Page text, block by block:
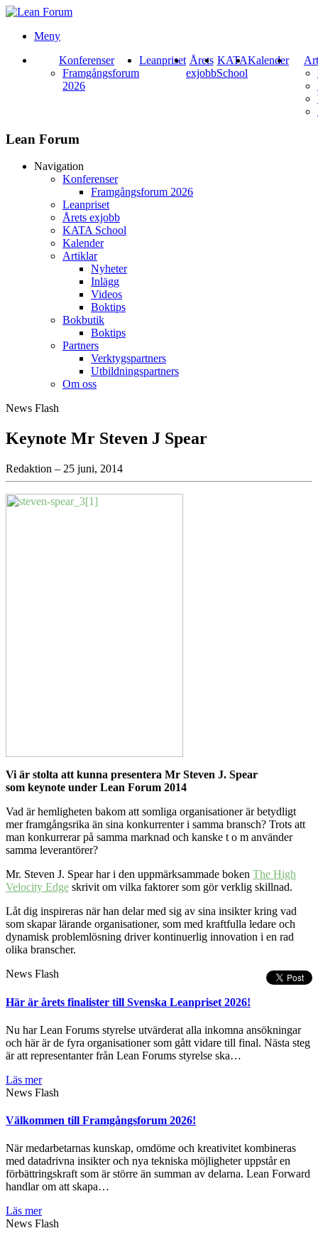
Meny
Konferenser
Framgångsforum
2026
Leanpriset Årets
exjobb
KATA
School
Kalender
Lean Forum
Navigation
Konferenser
Framgångsforum 2026
Leanpriset
Årets exjobb
KATA School
Kalender
Artiklar
Nyheter
Inlägg
Videos
Boktips
Bokbutik
Boktips
Partners
Verktygspartners
Utbildningspartners
Om oss
News Flash
Keynote Mr Steven J Spear
Redaktion – 25 juni, 2014
Vi är stolta att kunna presentera Mr Steven J. Spear
som keynote under Lean Forum 2014
Vad är hemligheten bakom att somliga organisationer är betydligt
mer framgångsrika än sina konkurrenter i samma bransch? Trots att
man konkurrerar på samma marknad och kanske t o m använder
samma leverantörer?
Mr. Steven J. Spear har i den uppmärksammade boken The High
Velocity Edge skrivit om vilka faktorer som gör verklig skillnad.
Låt dig inspireras när han delar med sig av sina insikter kring vad
som skapar lärande organisationer, som med kraftfulla ledare och
dynamisk problemlösning driver kontinuerlig innovation i en rad
olika branscher.
News Flash
Här är årets finalister till Svenska Leanpriset 2026!
Nu har Lean Forums styrelse utvärderat alla inkomna ansökningar
och här är de fyra organisationer som gått vidare till final. Nästa steg
är att representanter från Lean Forums styrelse ska…
Läs mer
News Flash
Välkommen till Framgångsforum 2026!
När medarbetarnas kunskap, omdöme och kreativitet kombineras
med datadrivna insikter och nya tekniska möjligheter uppstår en
förbättringskraft som är större än summan av delarna. Lean Forward
handlar om att skapa…
Läs mer
News Flash